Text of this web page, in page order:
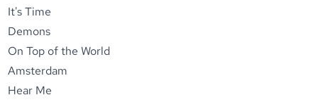
It's Time
Demons
On Top of the World
Amsterdam
Hear Me